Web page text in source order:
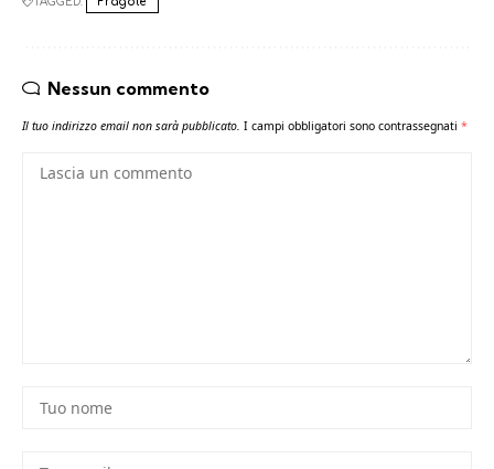
Nessun commento
Il tuo indirizzo email non sarà pubblicato. I campi obbligatori sono contrassegnati *